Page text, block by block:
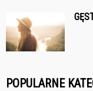
POPULARNE